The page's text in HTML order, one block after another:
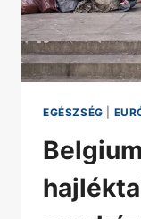
EGÉSZSÉG